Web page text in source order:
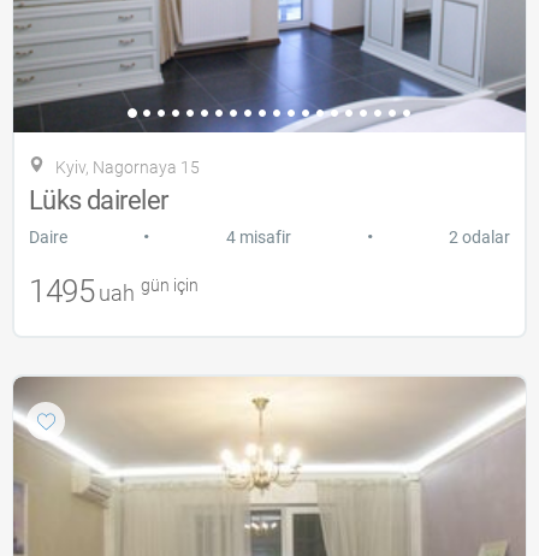
Kyiv, Nagornaya 15
Lüks daireler
Daire • 4 misafir • 2 odalar
1495 uah gün için